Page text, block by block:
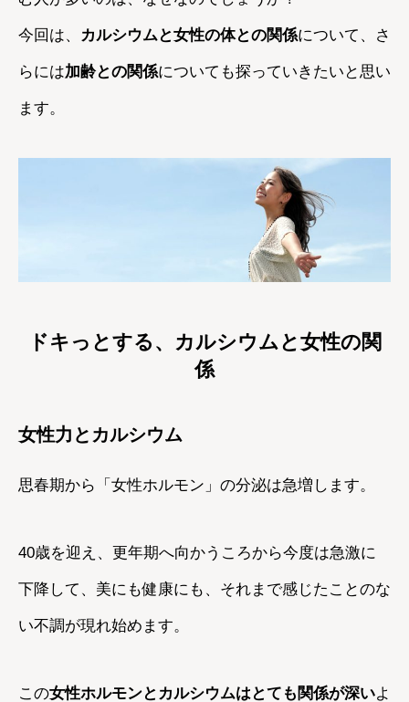
今回は、 カルシウムと女性の体との関係について、さ
らには加齢との関係についても探っていきたいと思い
ます。
ドキっとする、カルシウムと女性の関
係
女性力とカルシウム
思春期から「女性ホルモン」の分泌は急増します。
40歳を迎え、更年期へ向かうころから今度は急激に
下降して、美にも健康にも、それまで感じたことのな
い不調が現れ始めます。
この女性ホルモンとカルシウムはとても関係が深いよ